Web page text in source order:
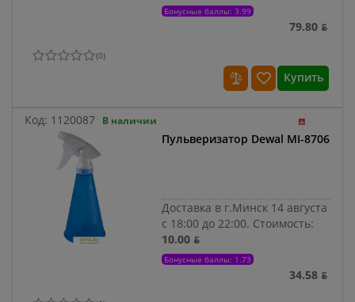
Бонусные баллы: 3.99
79.80 ƃ
(0)
Купить
Код: 1120087 В наличии
Пульверизатор Dewal MI-8706
Доставка в г.Минск 14 августа
с 18:00 до 22:00. Стоимость:
10.00 ƃ
Бонусные баллы: 1.73
34.58 ƃ